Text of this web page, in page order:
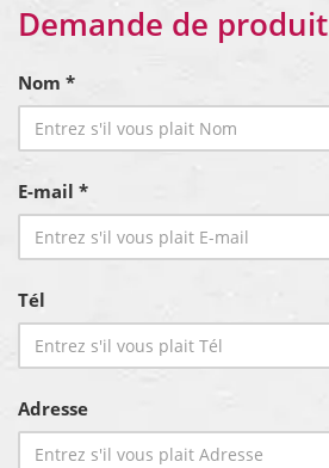
Demande de produit
Nom *
E-mail *
Tél
Adresse